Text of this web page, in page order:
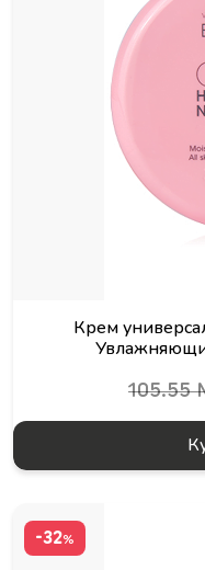
Крем
105.55
-32%